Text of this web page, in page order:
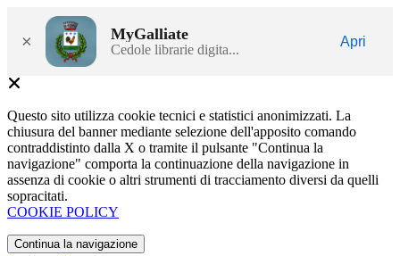
× MyGalliate
Cedole librarie digita...
Apri
Questo sito utilizza cookie tecnici e statistici anonimizzati. La
chiusura del banner mediante selezione dell'apposito comando
contraddistinto dalla X o tramite il pulsante "Continua la
navigazione" comporta la continuazione della navigazione in
assenza di cookie o altri strumenti di tracciamento diversi da quelli
sopracitati.
COOKIE POLICY
Continua la navigazione